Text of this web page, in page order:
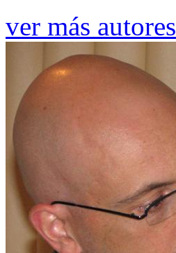
ver más autores